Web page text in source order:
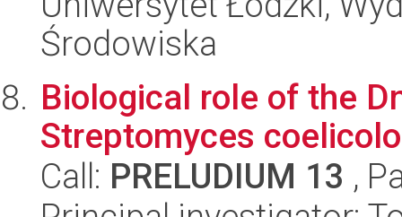
Środowiska
Biological role of the
Streptomyces
Call: PRELUDIUM 13 ,